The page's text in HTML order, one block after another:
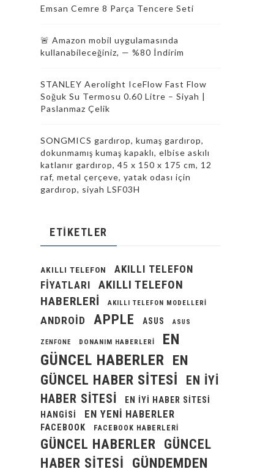
Emsan Cemre 8 Parça Tencere Seti
🚨 Amazon mobil uygulamasında
kullanabileceğiniz, — %80 İndirim
STANLEY Aerolight IceFlow Fast Flow
Soğuk Su Termosu 0.60 Litre – Siyah |
Paslanmaz Çelik
SONGMICS gardırop, kumaş gardırop,
dokunmamış kumaş kapaklı, elbise askılı
katlanır gardırop, 45 x 150 x 175 cm, 12
raf, metal çerçeve, yatak odası için
gardırop, siyah LSF03H
ETIKETLER
AKILLI TELEFON
AKILLI TELEFON
FIYATLARI
AKILLI TELEFON
HABERLERI
AKILLI TELEFON MODELLERI
ANDROID APPLE ASUS ASUS
ZENFONE DONANIM HABERLERI
EN
GÜNCEL HABERLER EN
GÜNCEL HABER SITESI
EN IYI
HABER SITESI
EN IYI HABER SITESI
HANGISI
EN YENI HABERLER
FACEBOOK FACEBOOK HABERLERI
GÜNCEL HABERLER
GÜNCEL
HABER SITESI
GÜNDEMDEN